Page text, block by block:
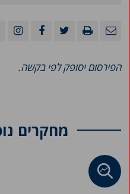
הפירסום יסופק לפי בקשה.
מחקרים